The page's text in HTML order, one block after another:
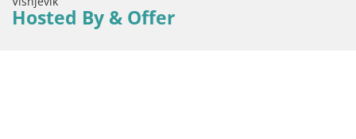
Hosted By & Offer